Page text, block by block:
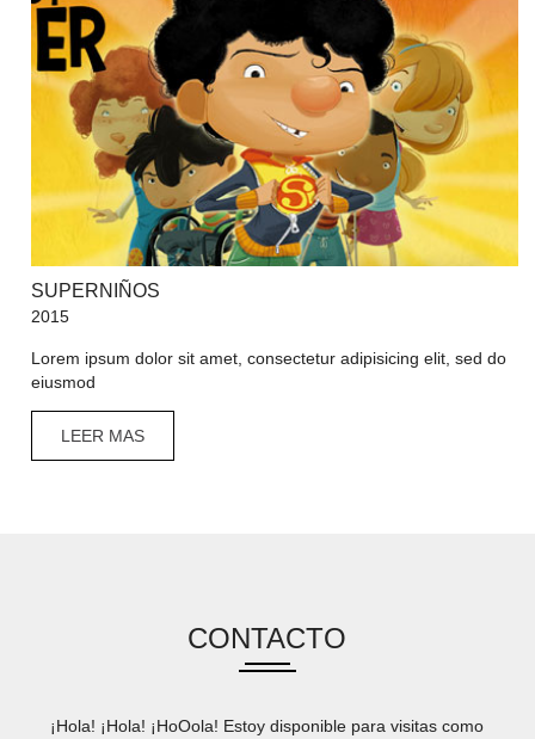
SUPERNIÑOS
2015
Lorem ipsum dolor sit amet, consectetur adipisicing elit, sed do
eiusmod
LEER MAS
CONTACTO
¡Hola! ¡Hola! ¡HoOola! Estoy disponible para visitas como